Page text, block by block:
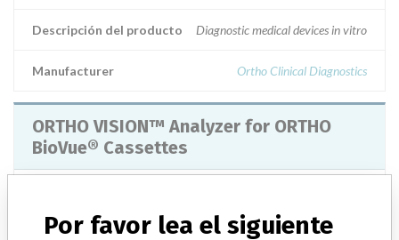
Descripción del producto Diagnostic medical devices in vitro
Manufacturer Ortho Clinical Diagnostics
ORTHO VISION™ Analyzer for ORTHO
BioVue® Cassettes
Descripción del producto Ortho Clinical Diagnostics
Por favor lea el siguiente